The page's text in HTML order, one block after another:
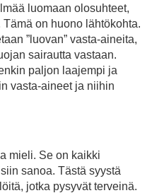
luomaan olosuhteet,
on huono lähtökohta.
”luovan” vasta-aineita,
sairautta vastaan.
paljon laajempi ja
vasta-aineet ja niihin
mieli. Se on kaikki
sanoa. Tästä syystä
jotka pysyvät terveinä.